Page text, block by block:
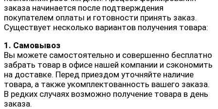
заказа начинается после подтверждения
покупателем оплаты и готовности принять заказ.
Существует несколько вариантов получения товара:
1. Самовывоз
Вы можете самостоятельно и совершенно бесплатно
забрать товар в офисе нашей компании и сэкономить
на доставке. Перед приездом уточняйте наличие
товара, а также укомплектованность вашего заказа.
В редких случаях возможно получение товара в день
заказа.